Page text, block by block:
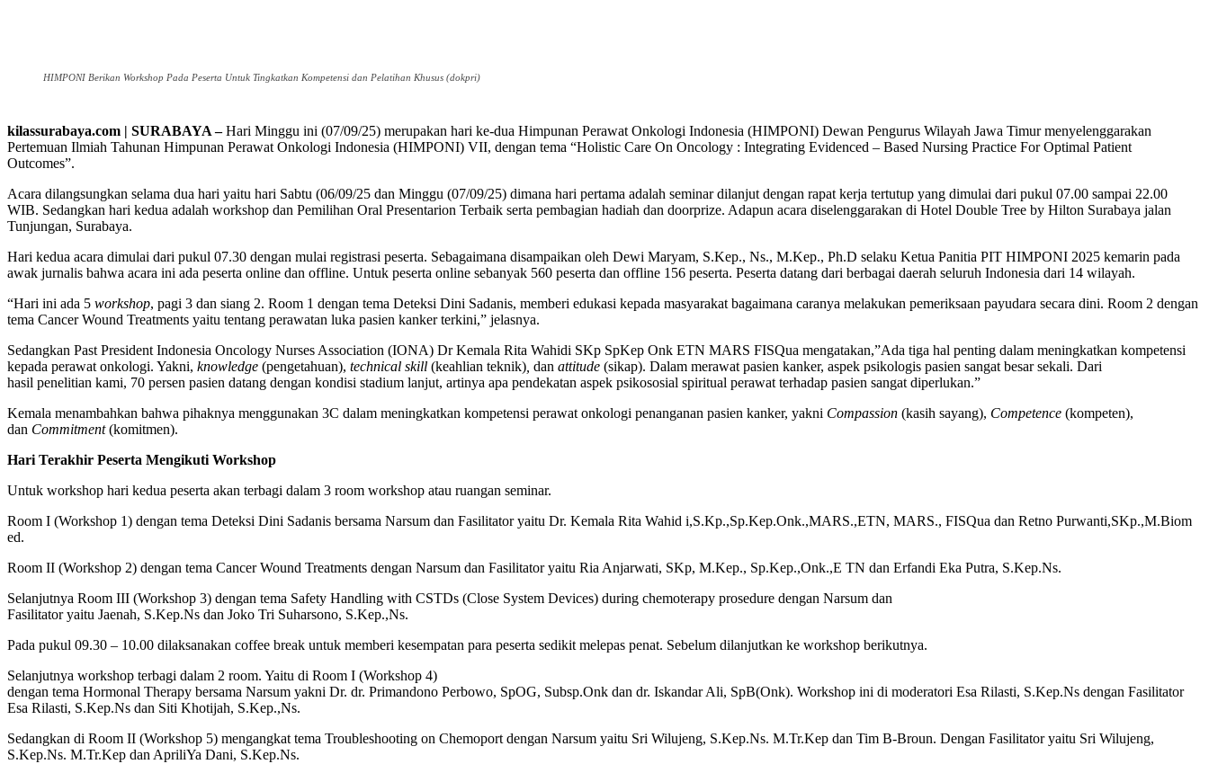
HIMPONI Berikan Workshop Pada Peserta Untuk Tingkatkan Kompetensi dan Pelatihan Khusus (dokpri)
kilassurabaya.com | SURABAYA –Hari Minggu ini (07/09/25) merupakan hari ke-dua Himpunan Perawat Onkologi Indonesia (HIMPONI) Dewan Pengurus Wilayah Jawa Timur menyelenggarakan
Pertemuan Ilmiah Tahunan Himpunan Perawat Onkologi Indonesia (HIMPONI) VII, dengan tema “Holistic Care On Oncology : Integrating Evidenced – Based Nursing Practice For Optimal Patient
Outcomes”.
Acara dilangsungkan selama dua hari yaitu hari Sabtu (06/09/25 dan Minggu (07/09/25) dimana hari pertama adalah seminar dilanjut dengan rapat kerja tertutup yang dimulai dari pukul 07.00 sampai 22.00
WIB. Sedangkan hari kedua adalah workshop dan Pemilihan Oral Presentarion Terbaik serta pembagian hadiah dan doorprize. Adapun acara diselenggarakan di Hotel Double Tree by Hilton Surabaya jalan
Tunjungan, Surabaya.
Hari kedua acara dimulai dari pukul 07.30 dengan mulai registrasi peserta. Sebagaimana disampaikan oleh Dewi Maryam, S.Kep., Ns., M.Kep., Ph.D selaku Ketua Panitia PIT HIMPONI 2025 kemarin pada
awak jurnalis bahwa acara ini ada peserta online dan offline. Untuk peserta online sebanyak 560 peserta dan offline 156 peserta. Peserta datang dari berbagai daerah seluruh Indonesia dari 14 wilayah.
“Hari ini ada 5 workshop, pagi 3 dan siang 2. Room 1 dengan tema Deteksi Dini Sadanis, memberi edukasi kepada masyarakat bagaimana caranya melakukan pemeriksaan payudara secara dini. Room 2 dengan
tema Cancer Wound Treatments yaitu tentang perawatan luka pasien kanker terkini,” jelasnya.
Sedangkan Past President Indonesia Oncology Nurses Association (IONA) Dr Kemala Rita Wahidi SKp SpKep Onk ETN MARS FISQua mengatakan,”Ada tiga hal penting dalam meningkatkan kompetensi
kepada perawat onkologi. Yakni, knowledge (pengetahuan), technical skill (keahlian teknik) dan attitude (sikap). Dalam merawat pasien kanker, aspek psikologis pasien sangat besar sekali. Dari
hasil penelitian kami, 70 persen pasien datang dengan kondisi stadium lanjut, artinya apa pendekatan aspek psikososial spiritual perawat terhadap pasien sangat diperlukan.”
Kemala menambahkan bahwa pihaknya menggunakan 3C dalam meningkatkan kompetensi perawat onkologi penanganan pasien kanker, yakni Compassion (kasih sayang), Competence (kompeten),
dan Commitment(komitmen).
Hari Terakhir Peserta Mengikuti Workshop
Untuk workshop hari kedua peserta akan terbagi dalam 3 room workshop atau ruangan seminar.
Room I (Workshop 1) dengan tema Deteksi Dini Sadanis bersama Narsum dan Fasilitator yaitu Dr. Kemala Rita Wahid i,S.Kp.,Sp.Kep.Onk.,MARS.,ETN, MARS., FISQua dan Retno Purwanti,SKp.,M.Biom
ed.
Room II (Workshop 2) dengan tema Cancer Wound Treatments dengan Narsum dan Fasilitator yaitu Ria Anjarwati, SKp, M.Kep., Sp.Kep.,Onk.,E TN dan Erfandi Eka Putra, S.Kep.Ns.
Selanjutnya Room III (Workshop 3) dengan tema Safety Handling with CSTDs (Close System Devices) during chemoterapy prosedure dengan Narsum dan
Fasilitator yaitu Jaenah, S.Kep.Ns dan Joko Tri Suharsono, S.Kep.,Ns.
Pada pukul 09.30 – 10.00 dilaksanakan coffee break untuk memberi kesempatan para peserta sedikit melepas penat. Sebelum dilanjutkan ke workshop berikutnya.
Selanjutnya workshop terbagi dalam 2 room. Yaitu di Room I (Workshop 4)
dengan tema Hormonal Therapy bersama Narsum yakni Dr. dr. Primandono Perbowo, SpOG, Subsp.Onk dan dr. Iskandar Ali, SpB(Onk). Workshop ini di moderatori Esa Rilasti, S.Kep.Ns dengan Fasilitator
Esa Rilasti, S.Kep.Ns dan Siti Khotijah, S.Kep.,Ns.
Sedangkan di Room II (Workshop 5) mengangkat tema Troubleshooting on Chemoport dengan Narsum yaitu Sri Wilujeng, S.Kep.Ns. M.Tr.Kep dan Tim B-Broun. Dengan Fasilitator yaitu Sri Wilujeng,
S.Kep.Ns. M.Tr.Kep dan ApriliYa Dani, S.Kep.Ns.